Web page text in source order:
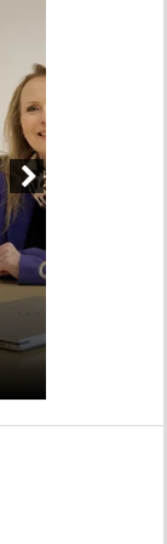
Next